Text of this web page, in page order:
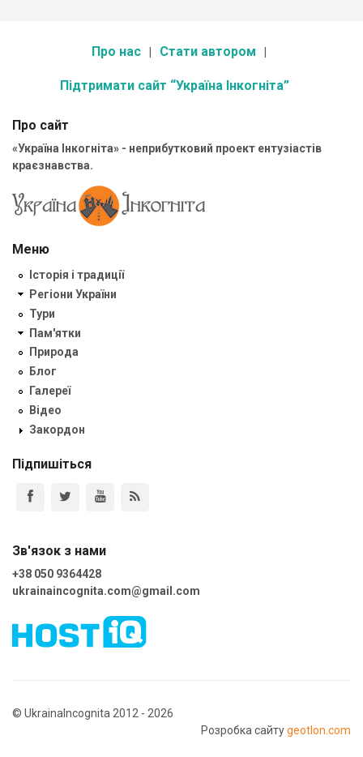
Про нас Стати автором
Підтримати сайт “Україна Інкогніта”
Про сайт
«Україна Інкогніта» - неприбутковий проект ентузіастів
краєзнавства.
Меню
Історія і традиції
Регіони України
Тури
Пам'ятки
Природа
Блог
Галереї
Відео
Закордон
Підпишіться
Зв'язок з нами
+38 050 9364428
ukrainaincognita.com@gmail.com
© UkrainaIncognita 2012 - 2026
Розробка сайтуgeotlon.com